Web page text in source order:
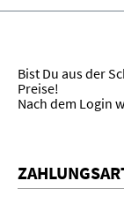
Bist Du aus der
Preise!
Nach dem Login